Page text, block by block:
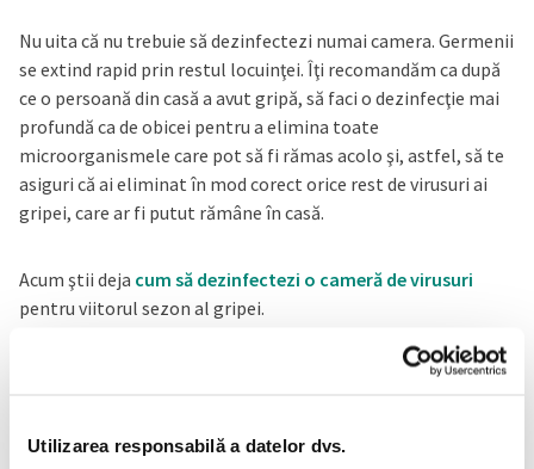
Utilizarea responsabilă a datelor dvs.
Nu uita că nu trebuie să dezinfectezi numai camera. Germenii
se extind rapid prin restul locuinţei. Îţi recomandăm ca după
ce o persoană din casă a avut gripă, să faci o dezinfecţie mai
profundă ca de obicei pentru a elimina toate
microorganismele care pot să fi rămas acolo şi, astfel, să te
asiguri că ai eliminat în mod corect orice rest de virusuri ai
gripei, care ar fi putut rămâne în casă.
Acum ştii deja cum să dezinfectezi o cameră de virusuri
pentru viitorul sezon al gripei.